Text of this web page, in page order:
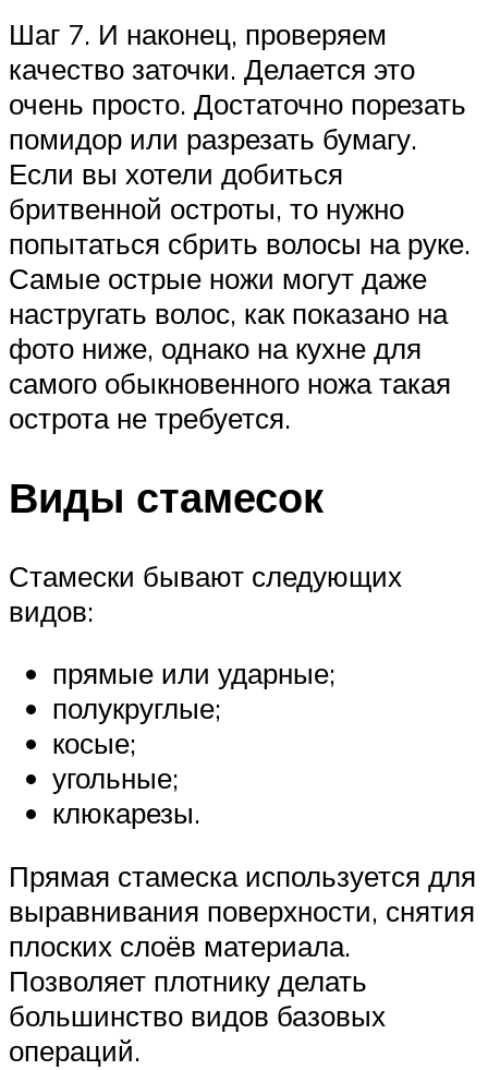
Шаг 7. И наконец, проверяем
качество заточки. Делается это
очень просто. Достаточно порезать
помидор или разрезать бумагу.
Если вы хотели добиться
бритвенной остроты, то нужно
попытаться сбрить волосы на руке.
Самые острые ножи могут даже
настругать волос, как показано на
фото ниже, однако на кухне для
самого обыкновенного ножа такая
острота не требуется.
Виды стамесок
Стамески бывают следующих
видов:
прямые или ударные;
полукруглые;
косые;
угольные;
клюкарезы.
Прямая стамеска используется для
выравнивания поверхности, снятия
плоских слоёв материала.
Позволяет плотнику делать
большинство видов базовых
операций.